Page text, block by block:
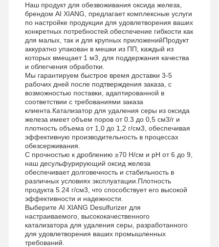
Наш продукт для обезвоживания оксида железа,
брендом AI XIANG, предлагает комплексные услуги
по настройке продукции для удовлетворения ваших
конкретных потребностей.обеспечение гибкости как
для малых, так и для крупных приложенийПродукт
аккуратно упакован в мешки из ПП, каждый из
которых вмещает 1 м3, для поддержания качества
и облегчения обработки.
Мы гарантируем быстрое время доставки 3-5
рабочих дней после подтверждения заказа, с
возможностью поставки, адаптированной в
соответствии с требованиями заказа
клиента.Катализатор для удаления серы из оксида
железа имеет объем поров от 0.3 до 0,5 см3/г и
плотность объема от 1,0 до 1,2 г/см3, обеспечивая
эффективную производительность в процессах
обезсерживания.
С прочностью к дроблению ≥70 Н/см и pH от 6 до 9,
наш десульфурирующий оксид железа
обеспечивает долговечность и стабильность в
различных условиях эксплуатации.Плотность
продукта 5.24 г/см3, что способствует его высокой
эффективности и надежности.
Выберите AI XIANG Desulfurizer для
настраиваемого, высококачественного
катализатора для удаления серы, разработанного
для удовлетворения ваших промышленных
требований.